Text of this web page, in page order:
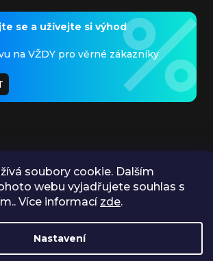
soubory cookie. Dalším
webu vyjadřujete souhlas s
Více informací zde.
Nastavení
se a užívejte si výhod
na VŽDY pro věrné zákazníky
PLATBY